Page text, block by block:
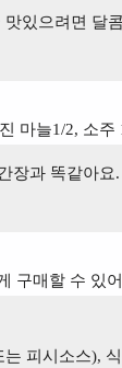
있으려면 달
마늘1/2, 소주
장과 똑같아요.
구매할 수 있
피시소스),